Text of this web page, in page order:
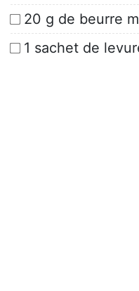
20 g de beurre
1 sachet de